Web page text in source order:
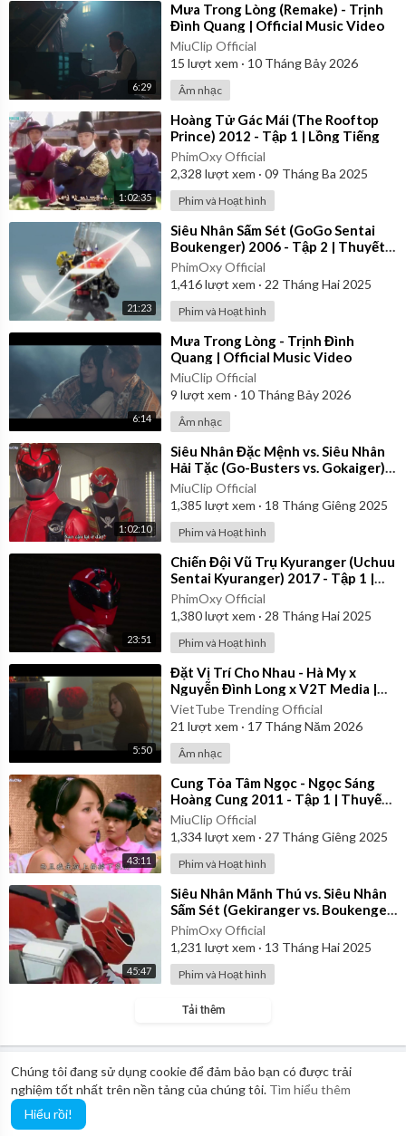
Chúng tôi đang sử dụng cookie để đảm bảo bạn có được trải
nghiệm tốt nhất trên nền tảng của chúng tôi. Tìm hiểu thêm
Hiểu rồi!
6:29
⁣Mưa Trong Lòng (Remake) - Trịnh
Đình Quang | Official Music Video
MiuClip Official
15 lượt xem · 10 Tháng Bảy 2026
Âm nhạc
1:02:35
⁣Hoàng Tử Gác Mái (The Rooftop
Prince) 2012 - Tập 1 | Lồng Tiếng
PhimOxy Official
2,328 lượt xem · 09 Tháng Ba 2025
Phim và Hoạt hình
21:23
⁣Siêu Nhân Sấm Sét (GoGo Sentai
Boukenger) 2006 - Tập 2 | Thuyết
Minh
PhimOxy Official
1,416lượt xem · 22 Tháng Hai 2025
Phim và Hoạt hình
6:14
⁣Mưa Trong Lòng - Trịnh Đình
Quang | Official Music Video
MiuClip Official
9 lượt xem · 10 Tháng Bảy 2026
Âm nhạc
1:02:10
⁣Siêu Nhân Đặc Mệnh vs. Siêu Nhân
Hải Tặc (Go-Busters vs. Gokaiger) |
Vietsub
MiuClip Official
1,385 lượt xem · 18 Tháng Giêng 2025
Phim và Hoạt hình
23:51
⁣Chiến Đội Vũ Trụ Kyuranger (Uchuu
Sentai Kyuranger) 2017 - Tập 1 |
Thuyết Minh
PhimOxy Official
1,380lượt xem · 28 Tháng Hai 2025
Phim và Hoạt hình
5:50
⁣Đặt Vị Trí Cho Nhau - Hà My x
Nguyễn Đình Long x V2T Media |
Official Music Video
VietTube Trending Official
21 lượt xem · 17 Tháng Năm 2026
Âm nhạc
43:11
⁣Cung Tỏa Tâm Ngọc - Ngọc Sáng
Hoàng Cung 2011 - Tập 1 | Thuyết
Minh
MiuClip Official
1,334lượt xem · 27 Tháng Giêng 2025
Phim và Hoạt hình
45:47
⁣Siêu Nhân Mãnh Thú vs. Siêu Nhân
Sấm Sét (Gekiranger vs. Boukenger)
2008 | Vietsub
PhimOxy Official
1,231 lượt xem · 13 Tháng Hai 2025
Phim và Hoạt hình
Tải thêm